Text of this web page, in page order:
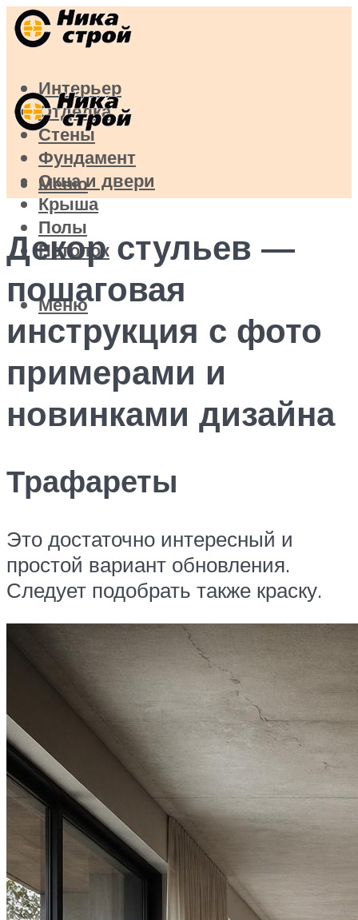
Интерьер
Отделка
Стены
Фундамент
Окна и двери
Крыша
Полы
Потолок
Меню
Меню
Декор стульев —
пошаговая
инструкция с фото
примерами и
новинками дизайна
Трафареты
Это достаточно интересный и
простой вариант обновления.
Следует подобрать также краску.